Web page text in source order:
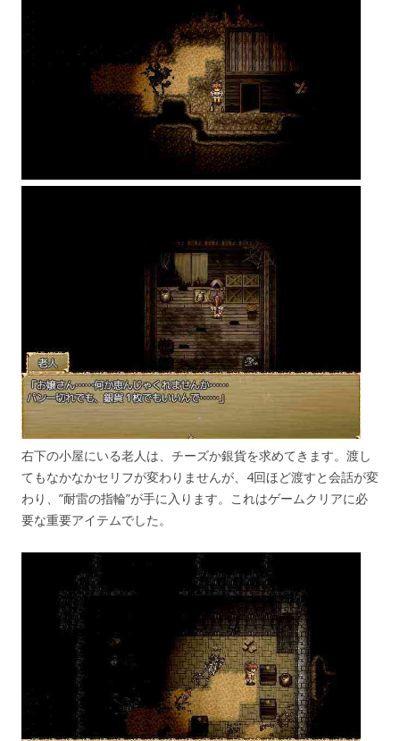
右下の小屋にいる老人は、チーズか銀貨を求めてきます。渡し
てもなかなかセリフが変わりませんが、4回ほど渡すと会話が変
わり、”耐雷の指輪”が手に入ります。これはゲームクリアに必
要な重要アイテムでした。